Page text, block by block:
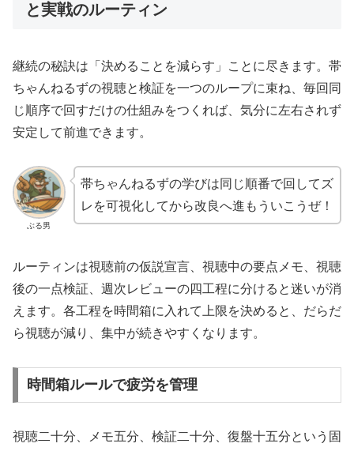
と実戦のルーティン
継続の秘訣は「決めることを減らす」ことに尽きます。帯
ちゃんねるずの視聴と検証を一つのループに束ね、毎回同
じ順序で回すだけの仕組みをつくれば、気分に左右されず
安定して前進できます。
ぶる男
帯ちゃんねるずの学びは同じ順番で回してズ
レを可視化してから改良へ進もういこうぜ！
ルーティンは視聴前の仮説宣言、視聴中の要点メモ、視聴
後の一点検証、週次レビューの四工程に分けると迷いが消
えます。各工程を時間箱に入れて上限を決めると、だらだ
ら視聴が減り、集中が続きやすくなります。
時間箱ルールで疲労を管理
視聴二十分、メモ五分、検証二十分、復盤十五分という固